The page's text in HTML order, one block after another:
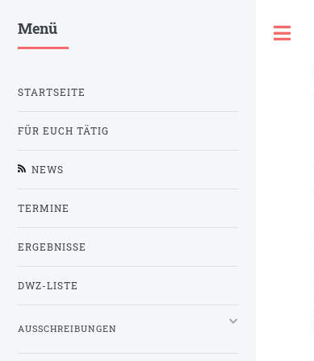
Menü
STARTSEITE
FÜR EUCH TÄTIG
NEWS
TERMINE
ERGEBNISSE
DWZ-LISTE
AUSSCHREIBUNGEN